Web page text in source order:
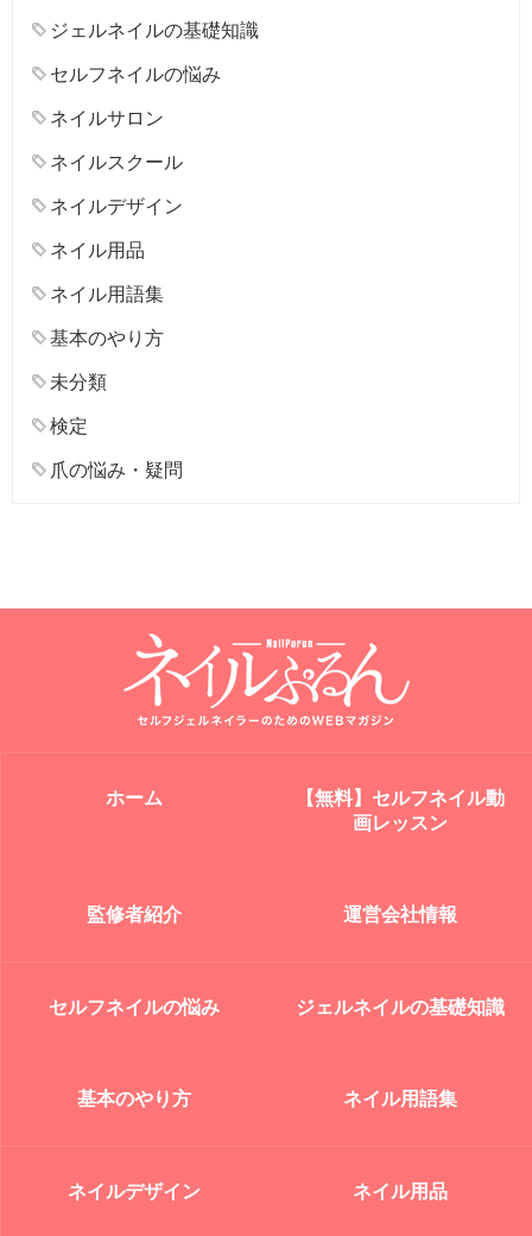
ジェルネイルの基礎知識
セルフネイルの悩み
ネイルサロン
ネイルスクール
ネイルデザイン
ネイル用品
ネイル用語集
基本のやり方
未分類
検定
爪の悩み・疑問
ホーム
【無料】セルフネイル動
画レッスン
監修者紹介 運営会社情報
セルフネイルの悩み ジェルネイルの基礎知識
基本のやり方 ネイル用語集
ネイルデザイン ネイル用品